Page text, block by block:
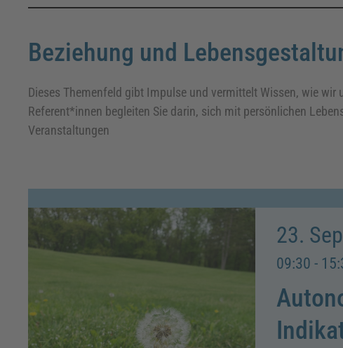
Beziehung und
Dieses Themenfeld gibt Impulse und vermittelt Wissen, wie
Referent*innen begleiten Sie darin, sich mit persönlichen
Veranstaltungen
23.
09:30 -